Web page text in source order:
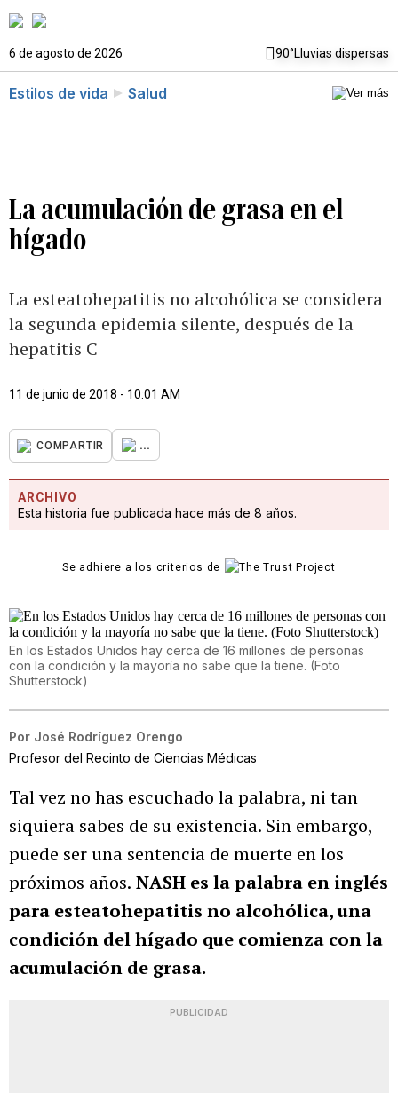
6 de agosto de 2026 90°Lluvias dispersas
Estilos de vida Salud
La acumulación de grasa en el
hígado
La esteatohepatitis no alcohólica se considera
la segunda epidemia silente, después de la
hepatitis C
11 de junio de 2018 - 10:01 AM
COMPARTIR ...
ARCHIVO
Esta historia fue publicada hace más de 8 años.
Se adhiere a los criterios de
En los Estados Unidos hay cerca de 16 millones de personas
con la condición y la mayoría no sabe que la tiene. (Foto
Shutterstock)
Por José Rodríguez Orengo
Profesor del Recinto de Ciencias Médicas
Tal vez no has escuchado la palabra, ni tan
siquiera sabes de su existencia. Sin embargo,
puede ser una sentencia de muerte en los
próximos años. NASH es la palabra en inglés
para esteatohepatitis no alcohólica, una
condición del hígado que comienza con la
acumulación de grasa.
PUBLICIDAD